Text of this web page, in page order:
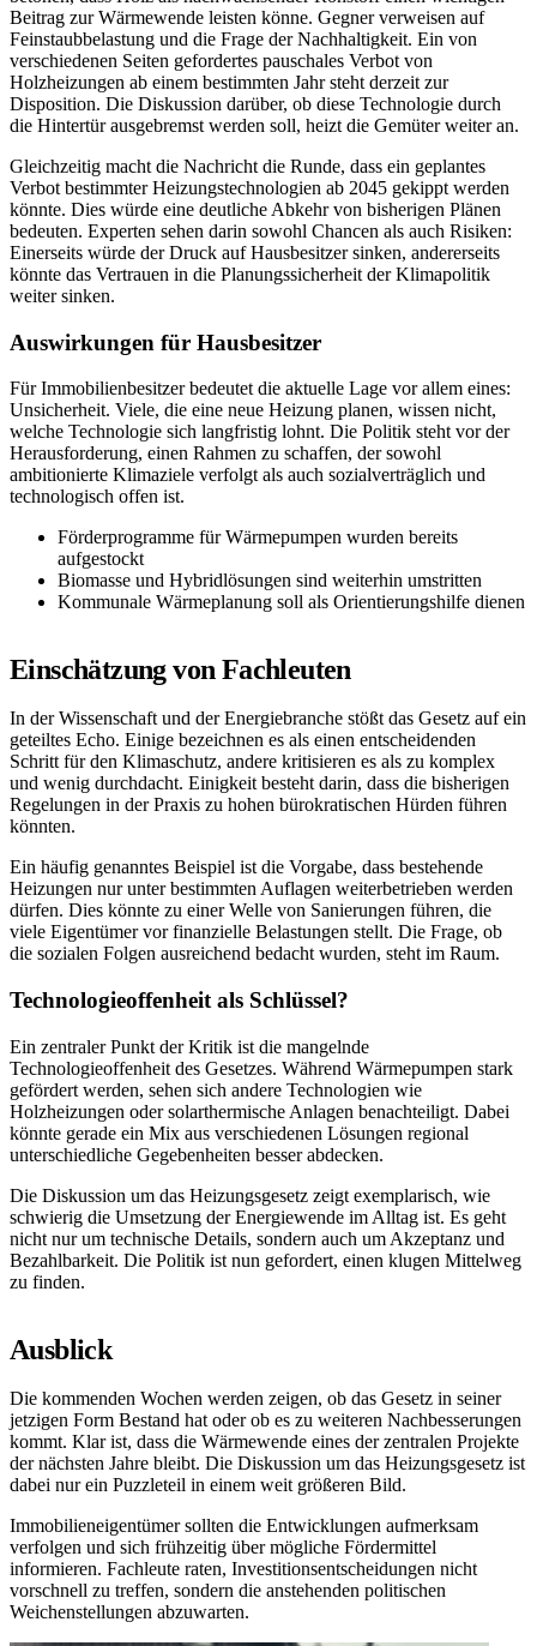
Beitrag zur Wärmewende leisten könne. Gegner verweisen auf
Feinstaubbelastung und die Frage der Nachhaltigkeit. Ein von
verschiedenen Seiten gefordertes pauschales Verbot von
Holzheizungen ab einem bestimmten Jahr steht derzeit zur
Disposition. Die Diskussion darüber, ob diese Technologie durch
die Hintertür ausgebremst werden soll, heizt die Gemüter weiter an.
Gleichzeitig macht die Nachricht die Runde, dass ein geplantes
Verbot bestimmter Heizungstechnologien ab 2045 gekippt werden
könnte. Dies würde eine deutliche Abkehr von bisherigen Plänen
bedeuten. Experten sehen darin sowohl Chancen als auch Risiken:
Einerseits würde der Druck auf Hausbesitzer sinken, andererseits
könnte das Vertrauen in die Planungssicherheit der Klimapolitik
weiter sinken.
Auswirkungen für Hausbesitzer
Für Immobilienbesitzer bedeutet die aktuelle Lage vor allem eines:
Unsicherheit. Viele, die eine neue Heizung planen, wissen nicht,
welche Technologie sich langfristig lohnt. Die Politik steht vor der
Herausforderung, einen Rahmen zu schaffen, der sowohl
ambitionierte Klimaziele verfolgt als auch sozialverträglich und
technologisch offen ist.
Förderprogramme für Wärmepumpen wurden bereits
aufgestockt
Biomasse und Hybridlösungen sind weiterhin umstritten
Kommunale Wärmeplanung soll als Orientierungshilfe dienen
Einschätzung von Fachleuten
In der Wissenschaft und der Energiebranche stößt das Gesetz auf ein
geteiltes Echo. Einige bezeichnen es als einen entscheidenden
Schritt für den Klimaschutz, andere kritisieren es als zu komplex
und wenig durchdacht. Einigkeit besteht darin, dass die bisherigen
Regelungen in der Praxis zu hohen bürokratischen Hürden führen
könnten.
Ein häufig genanntes Beispiel ist die Vorgabe, dass bestehende
Heizungen nur unter bestimmten Auflagen weiterbetrieben werden
dürfen. Dies könnte zu einer Welle von Sanierungen führen, die
viele Eigentümer vor finanzielle Belastungen stellt. Die Frage, ob
die sozialen Folgen ausreichend bedacht wurden, steht im Raum.
Technologieoffenheit als Schlüssel?
Ein zentraler Punkt der Kritik ist die mangelnde
Technologieoffenheit des Gesetzes. Während Wärmepumpen stark
gefördert werden, sehen sich andere Technologien wie
Holzheizungen oder solarthermische Anlagen benachteiligt. Dabei
könnte gerade ein Mix aus verschiedenen Lösungen regional
unterschiedliche Gegebenheiten besser abdecken.
Die Diskussion um das Heizungsgesetz zeigt exemplarisch, wie
schwierig die Umsetzung der Energiewende im Alltag ist. Es geht
nicht nur um technische Details, sondern auch um Akzeptanz und
Bezahlbarkeit. Die Politik ist nun gefordert, einen klugen Mittelweg
zu finden.
Ausblick
Die kommenden Wochen werden zeigen, ob das Gesetz in seiner
jetzigen Form Bestand hat oder ob es zu weiteren Nachbesserungen
kommt. Klar ist, dass die Wärmewende eines der zentralen Projekte
der nächsten Jahre bleibt. Die Diskussion um das Heizungsgesetz ist
dabei nur ein Puzzleteil in einem weit größeren Bild.
Immobilieneigentümer sollten die Entwicklungen aufmerksam
verfolgen und sich frühzeitig über mögliche Fördermittel
informieren. Fachleute raten, Investitionsentscheidungen nicht
vorschnell zu treffen, sondern die anstehenden politischen
Weichenstellungen abzuwarten.